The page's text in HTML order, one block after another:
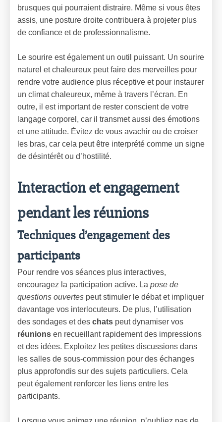
brusques qui pourraient distraire. Même si vous êtes
assis, une posture droite contribuera à projeter plus
de confiance et de professionnalisme.
Le sourire est également un outil puissant. Un sourire
naturel et chaleureux peut faire des merveilles pour
rendre votre audience plus réceptive et pour instaurer
un climat chaleureux, même à travers l’écran. En
outre, il est important de rester conscient de votre
langage corporel, car il transmet aussi des émotions
et une attitude. Évitez de vous avachir ou de croiser
les bras, car cela peut être interprété comme un signe
de désintérêt ou d’hostilité.
Interaction et engagement
pendant les réunions
Techniques d’engagement des
participants
Pour rendre vos séances plus interactives,
encouragez la participation active. La pose de
questions ouvertes peut stimuler le débat et impliquer
davantage vos interlocuteurs. De plus, l’utilisation
des sondages et des chats peut dynamiser vos
réunions en recueillant rapidement des impressions
et des idées. Exploitez les petites discussions dans
les salles de sous-commission pour des échanges
plus approfondis sur des sujets particuliers. Cela
peut également renforcer les liens entre les
participants.